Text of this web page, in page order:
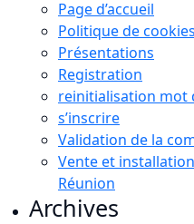
Page d’accueil
Politique de
Présentations
Registration
reinitialisation mot
s’inscrire
Validation de la
Vente et
Réunion
Archives